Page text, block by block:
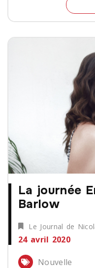
La journée
Barlow
Le Journal de
24 avril 2020
Nouvelle